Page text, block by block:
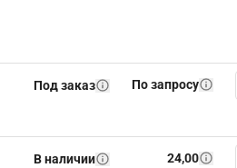
Под заказ По запросу
В наличии 24,00